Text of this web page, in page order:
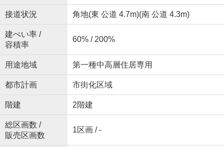
接道状況 角地(東 公道 4.7m)(南 公道 4.3m)
建ぺい率 /
容積率
60% / 200%
用途地域 第一種中高層住居専用
都市計画 市街化区域
階建 2階建
総区画数 /
販売区画数
1区画 / -